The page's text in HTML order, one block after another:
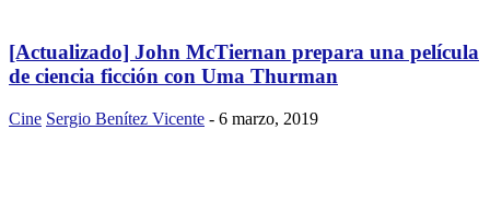
[Actualizado] John McTiernan prepara una película
de ciencia ficción con Uma Thurman
Cine Sergio Benítez Vicente - 6 marzo, 2019